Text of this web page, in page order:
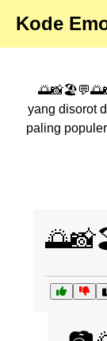
Kode
yang disorot
paling